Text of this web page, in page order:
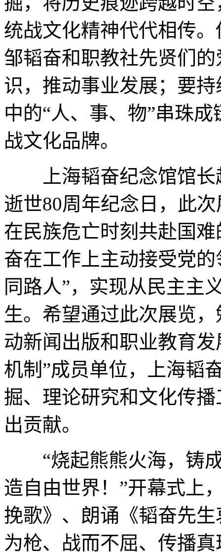
统战文化精神代代相传
邹韬奋和职教社先贤们
识，推动事业发展；要
中的“人、事、物”串珠
战文化品牌。
上海韬奋纪念馆馆长
逝世80周年纪念日，此
在民族危亡时刻共赴国
奋在工作上主动接受党
同路人”，实现从民主主
生。希望通过此次展览
动新闻出版和职业教育
机制”成员单位，上海韬
掘、理论研究和文化传
出贡献。
“烧起熊熊火海，铸成
造自由世界！”开幕式上
挽歌》、朗诵《韬奋先
为枪、战而不屈、传播